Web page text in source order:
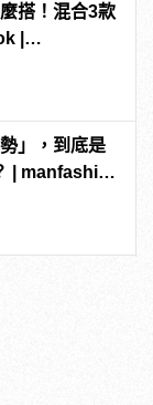
搭！混合3款
|
」，到底是
| manfashion